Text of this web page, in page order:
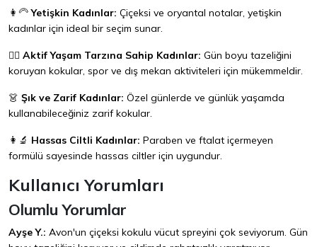
👩‍🦳Yetişkin Kadınlar: Çiçeksi ve oryantal notalar, yetişkin
kadınlar için ideal bir seçim sunar.
🏃‍♀️ Aktif Yaşam Tarzına Sahip Kadınlar: Gün boyu tazeliğini
koruyan kokular, spor ve dış mekan aktiviteleri için mükemmeldir.
👗 Şık ve Zarif Kadınlar: Özel günlerde ve günlük yaşamda
kullanabileceğiniz zarif kokular.
👩‍🔬 Hassas Ciltli Kadınlar: Paraben ve ftalat içermeyen
formülü sayesinde hassas ciltler için uygundur.
Kullanıcı Yorumları
Olumlu Yorumlar
Ayşe Y.: Avon'un çiçeksi kokulu vücut spreyini çok seviyorum. Gün